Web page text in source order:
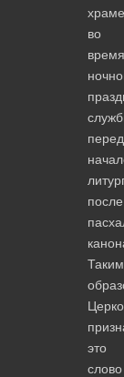
храме
во
время
перед
после
Таким
это
слово